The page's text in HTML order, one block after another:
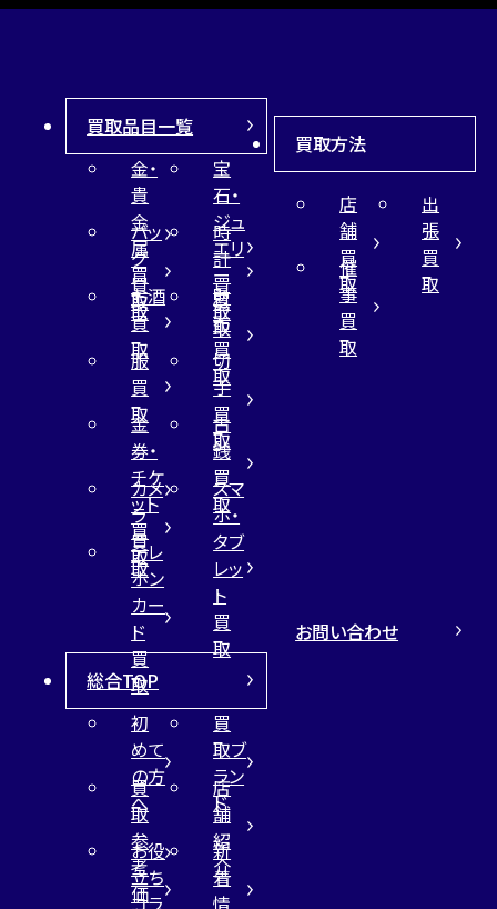
買取品目一覧
金・
貴
金
属
買
取
宝
石・
ジュ
エリ
ー
買
取
バッ
グ
買
取
時
計
買
取
お酒
買
取
財
布
買
取
服
買
取
切
手
買
取
金
券・
チケ
ット
買
取
古
銭
買
取
カメ
ラ
買
取
スマ
ホ・
タブ
レッ
ト
買
取
テレ
ホン
カー
ド
買
取
買取方法
店
舗
買
取
出
張
買
取
催
事
買
取
総合TOP
初
めて
の方
へ
買
取ブ
ラン
ド
買
取
参
考
価
店
舗
紹
介
お役
立ち
コラ
新
着
情
お問い合わせ